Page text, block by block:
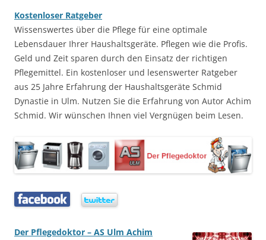
Kostenloser Ratgeber
Wissenswertes über die Pflege für eine optimale
Lebensdauer Ihrer Haushaltsgeräte. Pflegen wie die Profis.
Geld und Zeit sparen durch den Einsatz der richtigen
Pflegemittel. Ein kostenloser und lesenswerter Ratgeber
aus 25 Jahre Erfahrung der Haushaltsgeräte Schmid
Dynastie in Ulm. Nutzen Sie die Erfahrung von Autor Achim
Schmid. Wir wünschen Ihnen viel Vergnügen beim Lesen.
Der Pflegedoktor – AS Ulm Achim